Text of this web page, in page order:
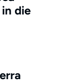
die